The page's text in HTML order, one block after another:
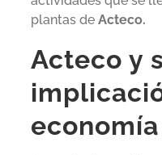
plantas de Acteco.
Acteco y